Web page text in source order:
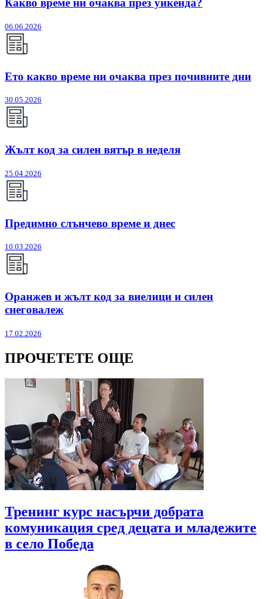
Какво време ни очаква през уикенда?
06.06.2026
Ето какво време ни очаква през почивните дни
30.05.2026
Жълт код за силен вятър в неделя
25.04.2026
Предимно слънчево време и днес
10.03.2026
Оранжев и жълт код за виелици и силен
снеговалеж
17.02.2026
ПРОЧЕТЕТЕ ОЩЕ
Тренинг курс насърчи добрата
комуникация сред децата и младежите
в село Победа